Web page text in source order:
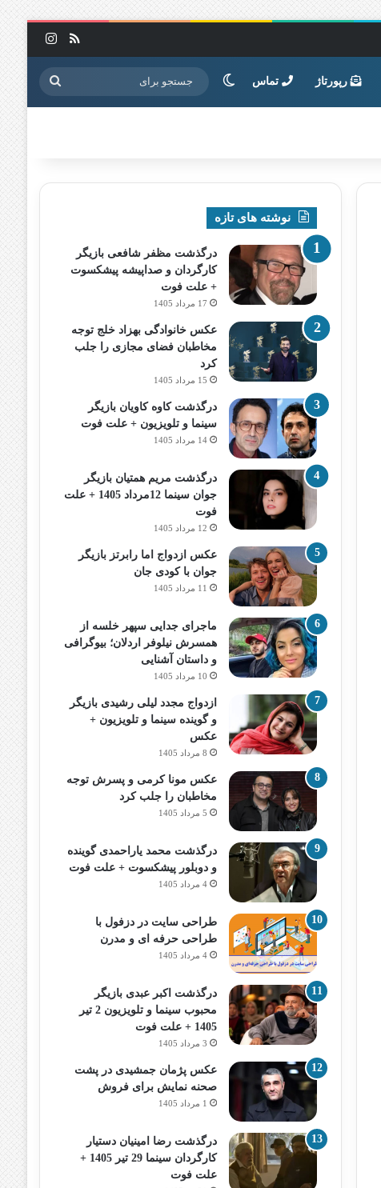
خوراک
رپورتاژ تماس تغییر پوسته جستجو
برای
نوشته های تازه
درگذشت مظفر شافعی بازیگر
کارگردان و صداپیشه پیشکسوت
+ علت فوت
17 مرداد 1405
عکس خانوادگی بهزاد خلج توجه
مخاطبان فضای مجازی را جلب
کرد
15 مرداد 1405
درگذشت کاوه کاویان بازیگر
سینما و تلویزیون + علت فوت
14 مرداد 1405
درگذشت مریم همتیان بازیگر
جوان سینما 12مرداد 1405 + علت
فوت
12 مرداد 1405
عکس ازدواج اما رابرتز بازیگر
جوان با کودی جان
11 مرداد 1405
ماجرای جدایی سپهر خلسه از
همسرش نیلوفر اردلان؛ بیوگرافی
و داستان آشنایی
10 مرداد 1405
ازدواج مجدد لیلی رشیدی بازیگر
و گوینده سینما و تلویزیون +
عکس
8 مرداد 1405
عکس مونا کرمی و پسرش توجه
مخاطبان را جلب کرد
5 مرداد 1405
درگذشت محمد یاراحمدی گوینده
و دوبلور پیشکسوت + علت فوت
4 مرداد 1405
طراحی سایت در دزفول با
طراحی حرفه‌ ای و مدرن
4 مرداد 1405
درگذشت اکبر عبدی بازیگر
محبوب سینما و تلویزیون 2 تیر
1405 + علت فوت
3 مرداد 1405
عکس پژمان جمشیدی در پشت
صحنه نمایش برای فروش
1 مرداد 1405
درگذشت رضا امینیان دستیار
کارگردان سینما 29 تیر 1405 +
علت فوت